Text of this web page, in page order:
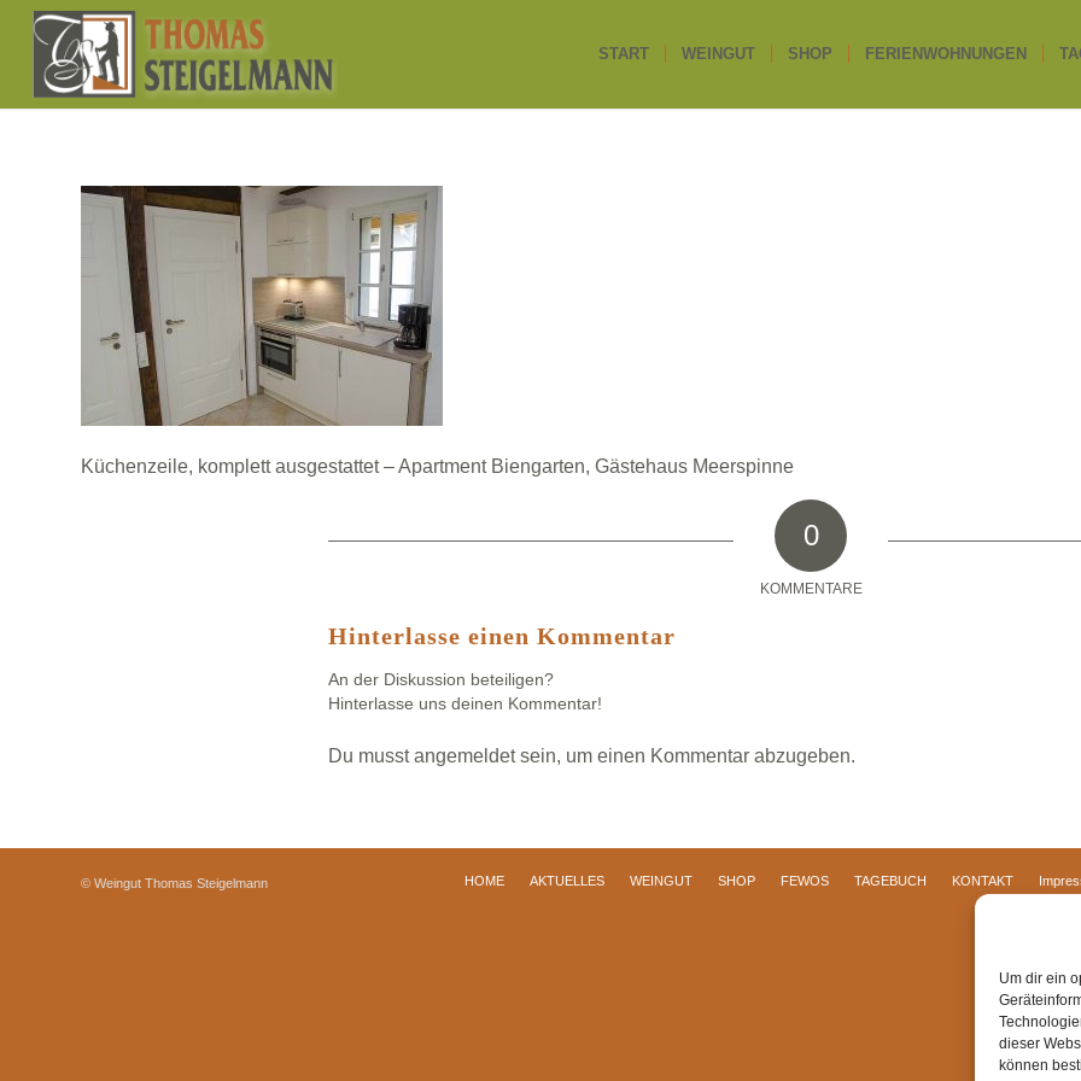
Um dir ein
dieser
können
START WEINGUT SHOP FERIENWOHNUNGEN
Küchenzeile, komplett ausgestattet – Apartment Biengarten, Gästehaus Meerspinne
0
KOMMENTARE
Hinterlasse einen Kommentar
An der Diskussion beteiligen?
Hinterlasse uns deinen Kommentar!
Du musstangemeldetsein, um einen Kommentar abzugeben.
© Weingut Thomas Steigelmann HOME AKTUELLES WEINGUT SHOP FEWOS TAGEBUCH KONTAKT